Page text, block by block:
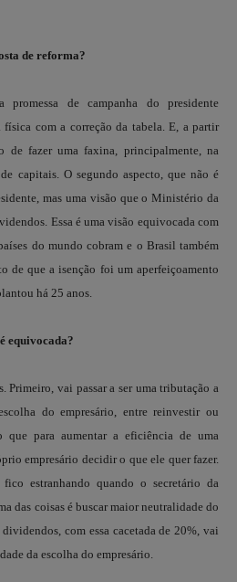
de reforma?
de campanha do presidente
física com a correção da tabela. E, a partir
de fazer uma faxina, principalmente, na
capitais. O segundo aspecto, que não é
mas uma visão que o Ministério da
Essa é uma visão equivocada com
do mundo cobram e o Brasil também
de que a isenção foi um aperfeiçoamento
há 25 anos.
equivocada?
Primeiro, vai passar a ser uma tributação a
do empresário, entre reinvestir ou
que para aumentar a eficiência de uma
empresário decidir o que ele quer fazer.
estranhando quando o secretário da
das coisas é buscar maior neutralidade do
com essa cacetada de 20%, vai
da escolha do empresário.